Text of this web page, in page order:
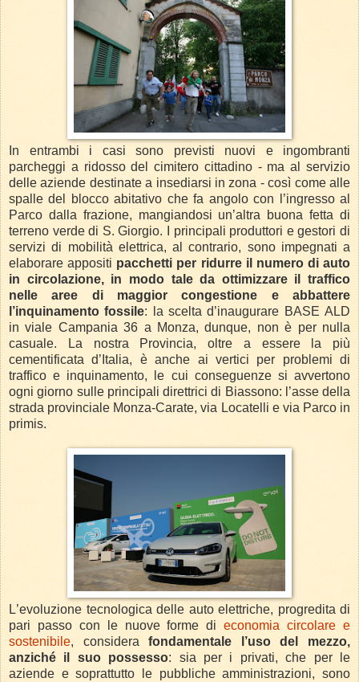
In entrambi i casi sono previsti nuovi e ingombranti
parcheggi a ridosso del cimitero cittadino - ma al servizio
delle aziende destinate a insediarsi in zona - così come alle
spalle del blocco abitativo che fa angolo con l’ingresso al
Parco dalla frazione, mangiandosi un’altra buona fetta di
terreno verde di S. Giorgio. I principali produttori e gestori di
servizi di mobilità elettrica, al contrario, sono impegnati a
elaborare appositi pacchetti per ridurre il numero di auto
in circolazione, in modo tale da ottimizzare il traffico
nelle aree di maggior congestione e abbattere
l’inquinamento fossile: la scelta d’inaugurare BASE ALD
in viale Campania 36 a Monza, dunque, non è per nulla
casuale. La nostra Provincia, oltre a essere la più
cementificata d’Italia, è anche ai vertici per problemi di
traffico e inquinamento, le cui conseguenze si avvertono
ogni giorno sulle principali direttrici di Biassono: l’asse della
strada provinciale Monza-Carate, via Locatelli e via Parco in
primis.
L’evoluzione tecnologica delle auto elettriche, progredita di
pari passo con le nuove forme dieconomia circolare e
sostenibile, considerafondamentale l’uso del mezzo,
anziché il suo possesso: sia per i privati, che per le
aziende e soprattutto le pubbliche amministrazioni, sono